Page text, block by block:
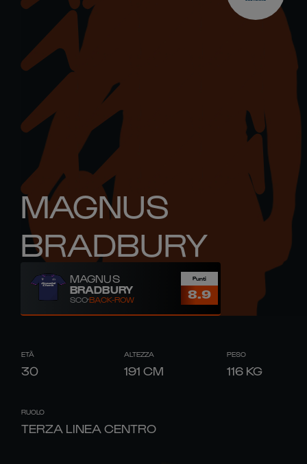
MAGNUS
BRADBURY
MAGNUS
BRADBURY
SCOBACK-ROW
Punti
8.9
ETÀ
30
ALTEZZA
191 CM
PESO
116 KG
RUOLO
TERZA LINEA CENTRO